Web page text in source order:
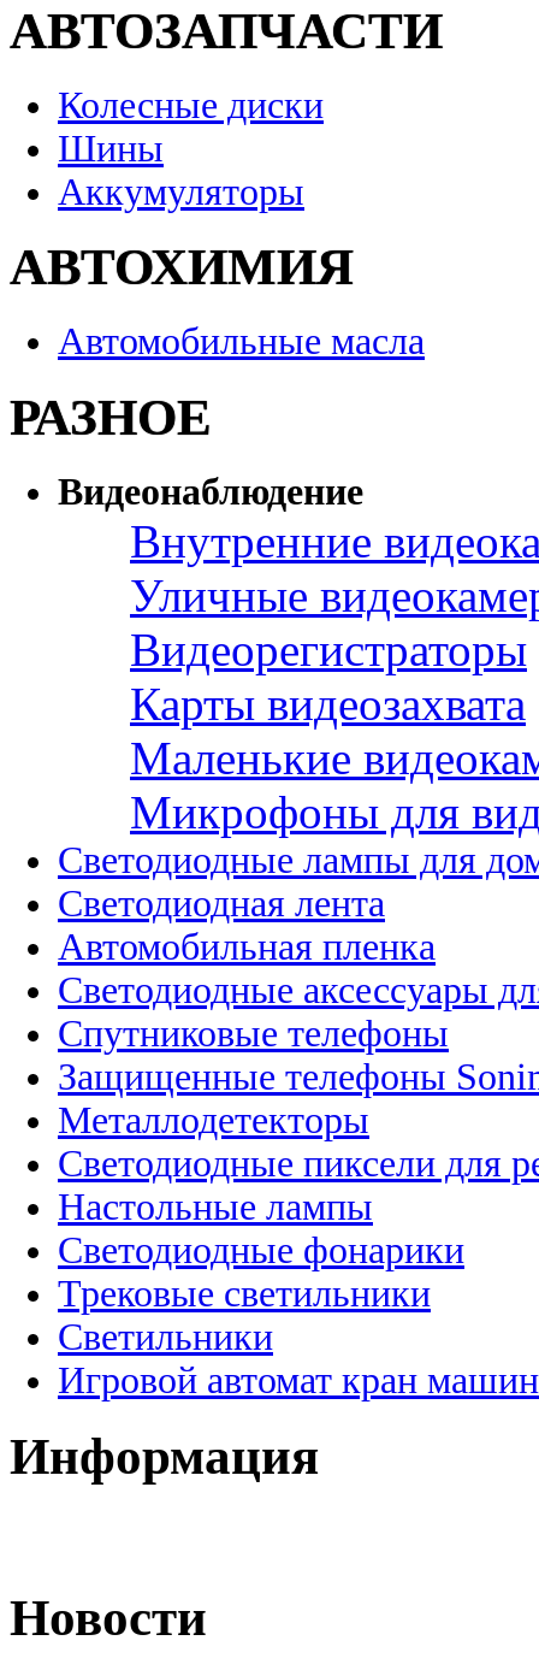
АВТОЗАПЧАСТИ
Колесные диски
Шины
Аккумуляторы
АВТОХИМИЯ
Автомобильные масла
РАЗНОЕ
Видеонаблюдение
Внутренние
Уличные
Видеорегистраторы
Карты видеозахвата
Маленькие
Микрофоны для
Светодиодные лампы для
Светодиодная лента
Автомобильная пленка
Светодиодные аксессуары
Спутниковые телефоны
Защищенные телефоны
Металлодетекторы
Светодиодные пиксели для
Настольные лампы
Светодиодные фонарики
Трековые светильники
Светильники
Игровой автомат кран
Информация
Новости